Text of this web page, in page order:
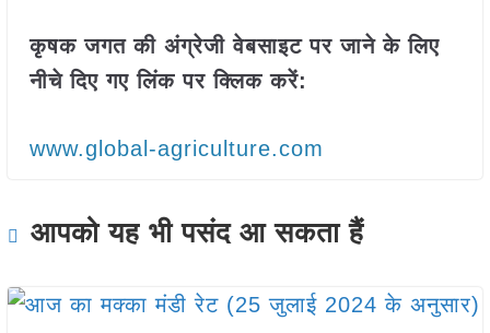
कृषक जगत की अंग्रेजी वेबसाइट पर जाने के लिए
नीचे दिए गए लिंक पर क्लिक करें:
www.global-agriculture.com
आपको यह भी पसंद आ सकता हैं